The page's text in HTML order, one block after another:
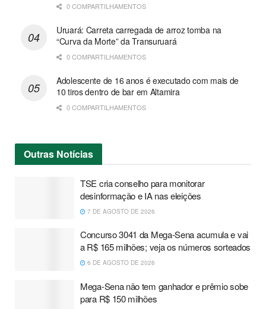
0 COMPARTILHAMENTOS
Uruará: Carreta carregada de arroz tomba na
“Curva da Morte” da Transuruará
0 COMPARTILHAMENTOS
Adolescente de 16 anos é executado com mais de
10 tiros dentro de bar em Altamira
0 COMPARTILHAMENTOS
Outras Notícias
TSE cria conselho para monitorar
desinformação e IA nas eleições
7 DE AGOSTO DE 2026
Concurso 3041 da Mega-Sena acumula e vai
a R$ 165 milhões; veja os números sorteados
6 DE AGOSTO DE 2026
Mega-Sena não tem ganhador e prêmio sobe
para R$ 150 milhões